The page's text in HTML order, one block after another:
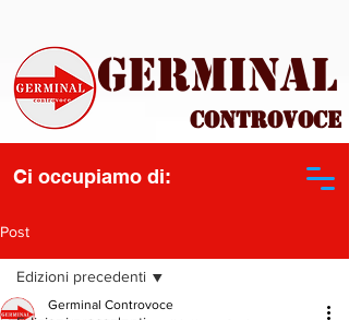
Controvoce
Ci occupiamo di:
Germinal
Post
Edizioni precedenti
Germinal Controvoce